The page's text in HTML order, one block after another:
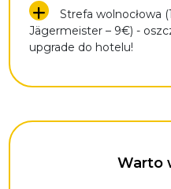
Strefa wolnocłowa
Jägermeister – 9€) -
upgrade do hotelu!
Warto